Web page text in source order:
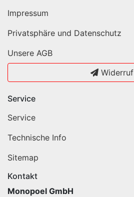
Impressum
Privatsphäre und Datenschutz
Unsere AGB
Widerruf
Service
Service
Technische Info
Sitemap
Kontakt
Monopoel GmbH